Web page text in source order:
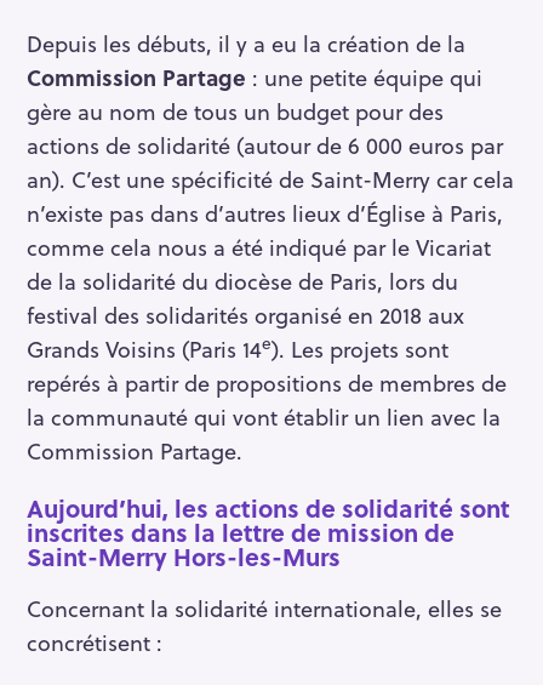
Depuis les débuts, il y a eu la création de la
Commission Partage : une petite équipe qui
gère au nom de tous un budget pour des
actions de solidarité (autour de 6 000 euros par
an). C’est une spécificité de Saint-Merry car cela
n’existe pas dans d’autres lieux d’Église à Paris,
comme cela nous a été indiqué par le Vicariat
de la solidarité du diocèse de Paris, lors du
festival des solidarités organisé en 2018 aux
Grands Voisins (Paris 14e). Les projets sont
repérés à partir de propositions de membres de
la communauté qui vont établir un lien avec la
Commission Partage.
Aujourd’hui, les actions de solidarité sont
inscrites dans la lettre de mission de
Saint-Merry Hors-les-Murs
Concernant la solidarité internationale, elles se
concrétisent :